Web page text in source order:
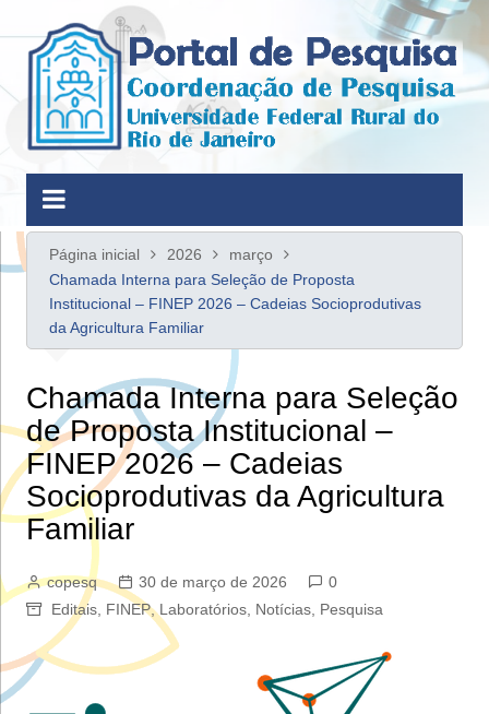
para
conteúdo
Página inicial 2026
março
Chamada Interna para Seleção de Proposta
Institucional – FINEP 2026 – Cadeias Socioprodutivas
da Agricultura Familiar
Chamada Interna para Seleção
de Proposta Institucional –
FINEP 2026 – Cadeias
Socioprodutivas da Agricultura
Familiar
copesq 30 de março de 2026
0
Editais, FINEP,Laboratórios, Notícias, Pesquisa